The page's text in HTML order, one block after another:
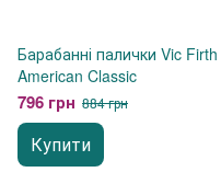
Барабанні палички Vic
American Classic
796 грн 884 грн
Купити